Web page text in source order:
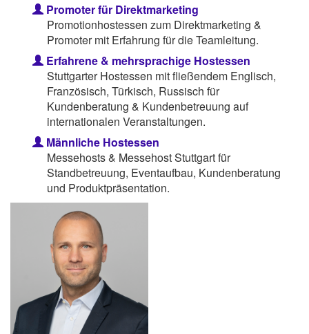
Promoter für Direktmarketing
Promotionhostessen zum Direktmarketing &
Promoter mit Erfahrung für die Teamleitung.
Erfahrene & mehrsprachige Hostessen
Stuttgarter Hostessen mit fließendem Englisch,
Französisch, Türkisch, Russisch für
Kundenberatung & Kundenbetreuung auf
internationalen Veranstaltungen.
Männliche Hostessen
Messehosts & Messehost Stuttgart für
Standbetreuung, Eventaufbau, Kundenberatung
und Produktpräsentation.